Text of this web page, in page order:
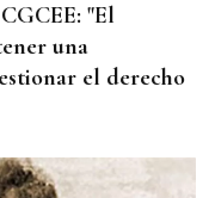
"El
una
el derecho